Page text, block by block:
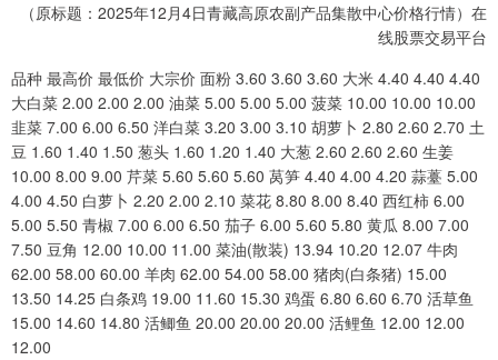
（原标题：2025年12月4日青藏高原农副产品集散中心价格行情）在
线股票交易平台
品种 最高价 最低价 大宗价 面粉 3.60 3.60 3.60 大米 4.40 4.40 4.40
大白菜 2.00 2.00 2.00 油菜 5.00 5.00 5.00 菠菜 10.00 10.00 10.00
韭菜 7.00 6.00 6.50 洋白菜 3.20 3.00 3.10 胡萝卜 2.80 2.60 2.70 土
豆 1.60 1.40 1.50 葱头 1.60 1.20 1.40 大葱 2.60 2.60 2.60 生姜
10.00 8.00 9.00 芹菜 5.60 5.60 5.60 莴笋 4.40 4.00 4.20 蒜薹 5.00
4.00 4.50 白萝卜 2.20 2.00 2.10 菜花 8.80 8.00 8.40 西红柿 6.00
5.00 5.50 青椒 7.00 6.00 6.50 茄子 6.00 5.60 5.80 黄瓜 8.00 7.00
7.50 豆角 12.00 10.00 11.00 菜油(散装) 13.94 10.20 12.07 牛肉
62.00 58.00 60.00 羊肉 62.00 54.00 58.00 猪肉(白条猪) 15.00
13.50 14.25 白条鸡 19.00 11.60 15.30 鸡蛋 6.80 6.60 6.70 活草鱼
15.00 14.60 14.80 活鲫鱼 20.00 20.00 20.00 活鲤鱼 12.00 12.00
12.00